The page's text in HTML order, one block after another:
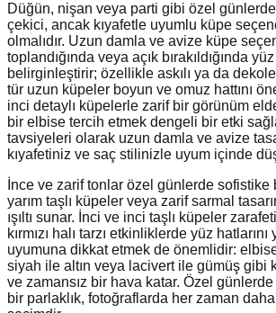
Düğün, nişan veya parti gibi özel
çekici, ancak kıyafetle uyumlu küpe
olmalıdır. Uzun damla ve avize küpe
toplandığında veya açık bırakıldığında yüz
belirginleştirir; özellikle askılı ya da
tür uzun küpeler boyun ve omuz hattını
inci detaylı küpelerle zarif bir görünüm
bir elbise tercih etmek dengeli bir etki
tavsiyeleri olarak uzun damla ve avize
kıyafetiniz ve saç stilinizle uyum içinde
İnce ve zarif tonlar özel günlerde sofistike
yarım taşlı küpeler veya zarif sarmal
ışıltı sunar. İnci ve inci taşlı küpeler
kırmızı halı tarzı etkinliklerde yüz
uyumuna dikkat etmek de önemlidir:
siyah ile altın veya lacivert ile gümüş gibi
ve zamansız bir hava katar. Özel
bir parlaklık, fotoğraflarda her zaman